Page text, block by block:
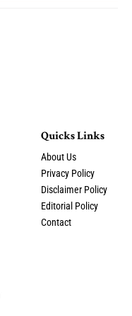
Quicks Links
About Us
Privacy Policy
Disclaimer Policy
Editorial Policy
Contact